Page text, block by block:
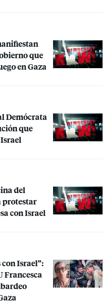
que
en Gaza
Demócrata
que
del
protestar
con Israel
Israel”:
Francesca